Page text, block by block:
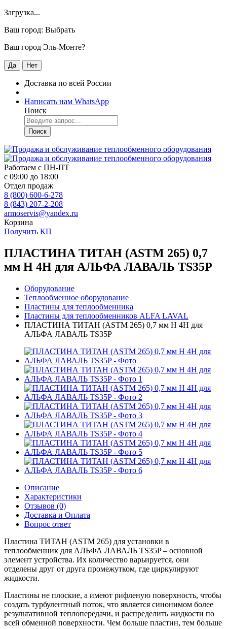
Загрузка...
Ваш город: Выбрать
Ваш город Эль-Монте?
Да Нет
Доставка по всей России
Написать нам WhatsApp
Поиск
Поиск
Работаем с ПН-ПТ
с 09:00 до 18:00
Отдел продаж
8 (800) 600-6-278
8 (843) 207-2-208
armoservis@yandex.ru
Корзина
Получить КП
ПЛАСТИНА ТИТАН (ASTM 265) 0,7
мм H 4H для АЛЬФА ЛАВАЛЬ TS35P
Оборудование
Теплообменное оборудование
Пластины для теплообменника
Пластины для теплообменников ALFA LAVAL
ПЛАСТИНА ТИТАН (ASTM 265) 0,7 мм H 4H для
АЛЬФА ЛАВАЛЬ TS35P
Описание
Характеристики
Отзывов (0)
Доставка и Оплата
Вопрос ответ
Пластина ТИТАН (ASTM 265) для установки в
теплообменник для АЛЬФА ЛАВАЛЬ TS35P – основной
элемент устройства. Их количество варьируется, они
отделены друг от друга промежутком, где циркулируют
жидкости.
Пластины не плоские, а имеют рифленую поверхность, чтобы
создать турбулентный поток, что является синонимом более
результативной теплопередачи, и распределить жидкости по
всей обменной поверхности. Чем больше пластин, тем больше